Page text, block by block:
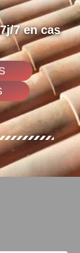
7 en cas